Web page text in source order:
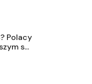
Polacy
s...